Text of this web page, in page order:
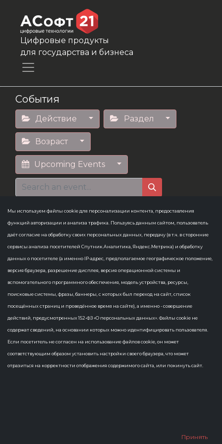
Цифровые продукты
для государства и бизнеса
События
Действие Раздел
Возраст
Upcoming Events
Culture
События не найдены
Мы используем файлы cookie для персонализации контента, предоставления
функций авторизации и анализа трафика. Пользуясь данным сайтом, пользователь
даёт согласие на обработку своих персональных данных, передачу (в т.ч. в сторонние
сервисы анализа посетителей Спутник.Аналитика, Яндекс.Метрика) и обработку
данных о посетителе (а именно IP-адрес, предполагаемое географическое положение,
версия браузера, разрешение дисплея, версия операционной системы и
вспомогательного программного обеспечения, модель устройства, ресурсы,
поисковые системы, фразы, баннеры, с которых был переход на сайт, список
посещённых страниц и проведённое время на сайте), а именно - совершение
действий, предусмотренных 152-ФЗ «О персональных данных». Файлы cookie не
содержат сведений, на основании которых можно идентифицировать пользователя.
Если посетитель не согласен на использование файлов cookie, он может
соответствующим образом установить настройки своего браузера, что может
отразиться на корректности отображения содержимого сайта, или покинуть сайт.
Принять